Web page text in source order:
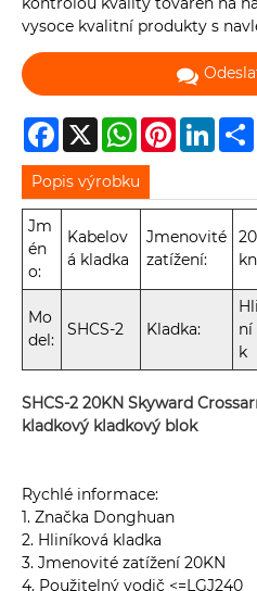
vysoce kvalitní produkty s
Facebook
X WhatsAppPinterest
Popis výrobku
Jm
én
o:
Kabelov
á kladka
Jmenovité
zatížení:
20
kn
Mo
del:
SHCS-2 Kladka:
Hli
ní
k
SHCS-2 20KN Skyward
kladkový kladkový blok
Rychlé informace:
1. Značka Donghuan
2. Hliníková kladka
3. Jmenovité zatížení 20KN
4. Použitelný vodič <=LGJ240